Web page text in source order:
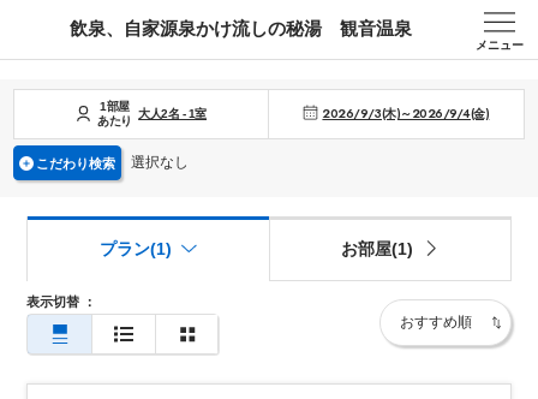
飲泉、自家源泉かけ流しの秘湯 観音温泉
メニュー
1部屋
あたり
大人2名 -1室 2026/9/3(木)～2026/9/4(金)
こだわり検索 選択なし
表示切替 ：
プラン(1) お部屋(1)